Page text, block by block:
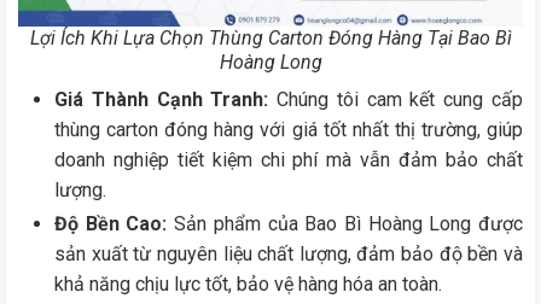
Lợi Ích Khi Lựa Chọn Thùng Carton Đóng Hàng Tại Bao Bì
Hoàng Long
Giá Thành Cạnh Tranh: Chúng tôi cam kết cung cấp
thùng carton đóng hàng với giá tốt nhất thị trường, giúp
doanh nghiệp tiết kiệm chi phí mà vẫn đảm bảo chất
lượng.
Độ Bền Cao: Sản phẩm của Bao Bì Hoàng Long được
sản xuất từ nguyên liệu chất lượng, đảm bảo độ bền và
khả năng chịu lực tốt, bảo vệ hàng hóa an toàn.